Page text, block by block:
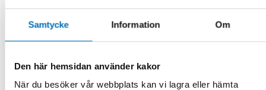
Samtycke Information Om
Den här hemsidan använder kakor
När du besöker vår webbplats kan vi lagra eller hämta
VÄLFÄRDSPOLITIK
Lyft fram välfärdsfrågorna i kommande
Helsingforsavtal